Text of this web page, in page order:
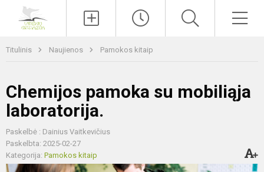
Titulinis Naujienos Pamokos kitaip
Chemijos pamoka su mobiliąja
laboratorija.
Paskelbė : Dainius Vaitkevičius
Paskelbta: 2025-02-27
Kategorija: Pamokos kitaip